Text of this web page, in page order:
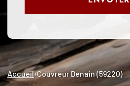
Accueil›Couvreur Denain (59220)